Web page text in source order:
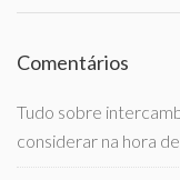
Comentários
Tudo sobre
considerar na hora